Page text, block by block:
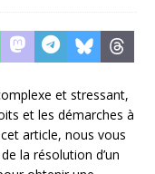
et stressant,
et les démarches à
article, nous vous
la résolution d’un